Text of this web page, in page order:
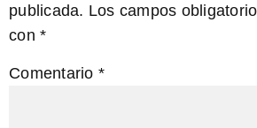
publicada. Los campos
con *
Comentario *